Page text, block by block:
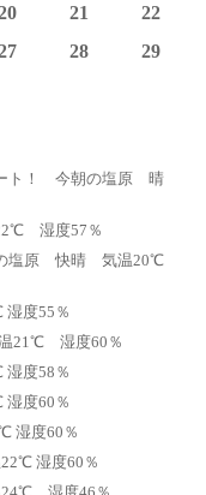
21
22
28
29
ト！ 今朝の塩原 晴
湿度57％
の塩原 快晴 気温20℃
湿度55％
21℃ 湿度60％
湿度58％
湿度60％
湿度60％
湿度60％